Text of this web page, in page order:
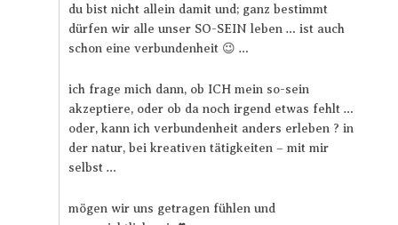
du bist nicht allein damit und; ganz bestimmt
dürfen wir alle unser SO-SEIN leben … ist auch
schon eine verbundenheit 😉 …
ich frage mich dann, ob ICH mein so-sein
akzeptiere, oder ob da noch irgend etwas fehlt …
oder, kann ich verbundenheit anders erleben ? in
der natur, bei kreativen tätigkeiten – mit mir
selbst …
mögen wir uns getragen fühlen und